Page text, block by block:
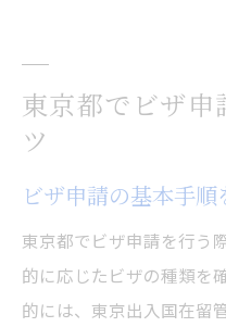
東京都でのビ
東京都のビザ申
ビザ申請手順
東京都のビザ
自力で東京都のビ
東京都でビザ申
ツ
ビザ申請の基本手
東京都でビザ申請を行う
的に応じたビザの種類を
的には、東京出入国在留